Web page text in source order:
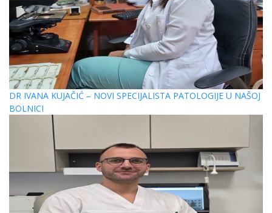
DR IVANA KUJAČIĆ – NOVI SPECIJALISTA PATOLOGIJE U NAŠOJ
BOLNICI